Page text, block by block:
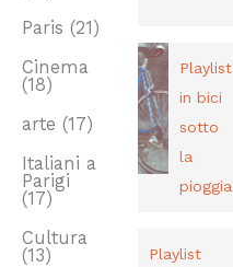
Playlist
in bici
sotto
la
pioggia
Playlist
Paris(21)
Cinema
(18)
arte(17)
Italiani a
Parigi
(17)
Cultura
(13)